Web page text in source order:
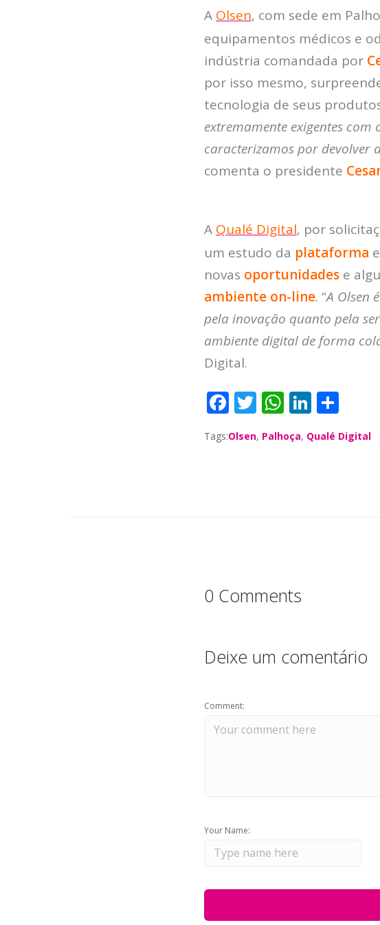
A Olsen, com sede em
equipamentos médicos e
indústria comandada por
por isso mesmo,
tecnologia de seus
extremamente exigentes
caracterizamos por devolver
comenta o presidente
A Qualé Digital, por
um estudo da plataforma
novas oportunidades e
ambiente on-line. “A Olsen
pela inovação quanto pela
ambiente digital de forma
Digital.
F
a
c
T
it
W
a
Li
k
h
a
Tags:Olsen, Palhoça, Qualé Digital
0 Comments
Deixe um comentário
Comment:
Your Name: